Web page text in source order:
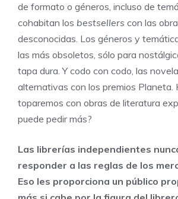
de formato o géneros, incluso de
cohabitan los bestsellers con las
desconocidas. Los géneros y
las más obsoletos, sólo para
tapa dura. Y codo con codo, las
alternativas con los premios Planeta.
toparemos con obras de literatura
puede pedir más?
Las librerías independientes
responder a las reglas de los
Eso les proporciona un público